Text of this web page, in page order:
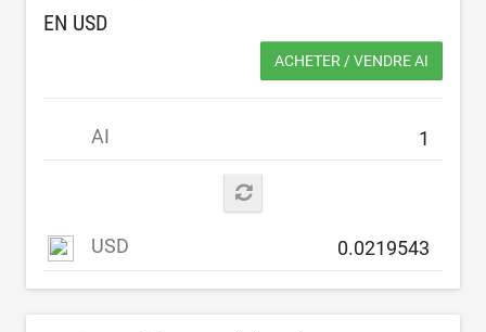
EN USD
ACHETER / VENDRE AI
AI
USD